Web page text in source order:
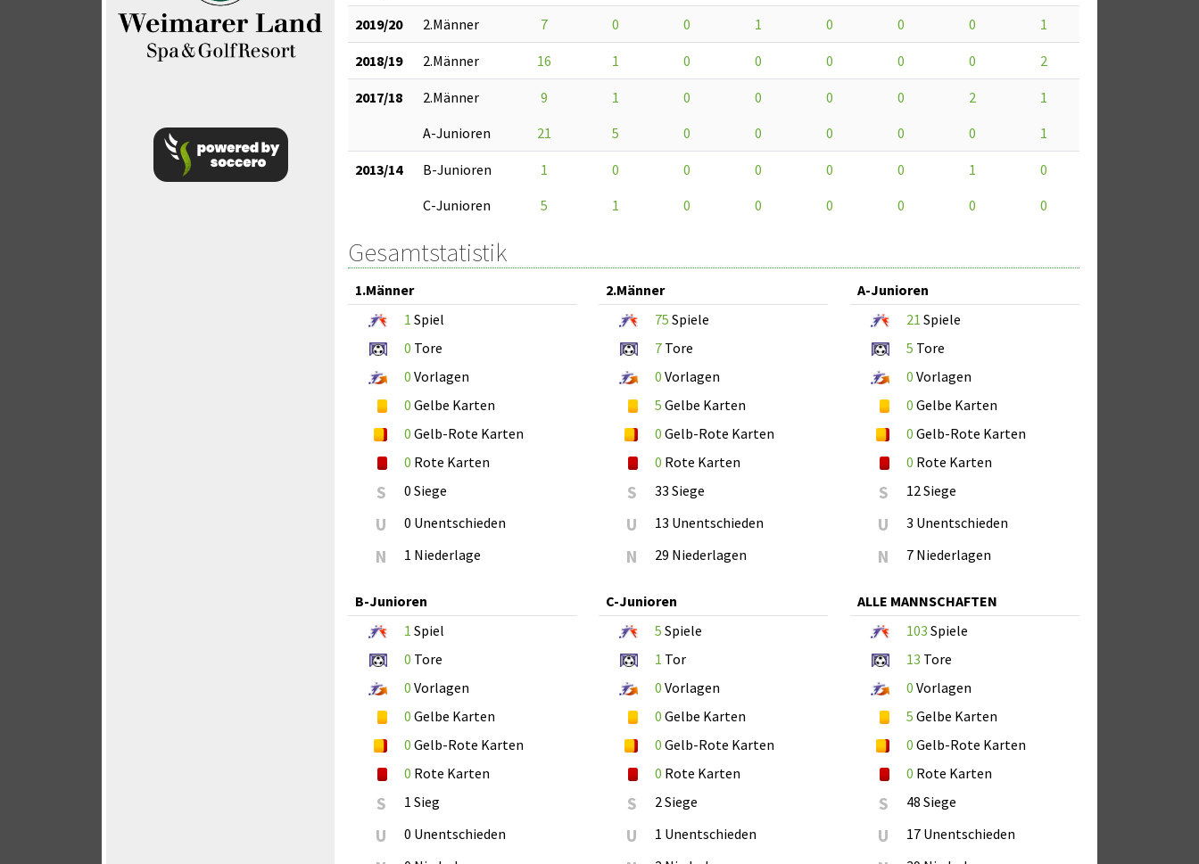
2019/20 2.Männer 7 0 0 1 0 0 0 1
2018/19 2.Männer 16 1 0 0 0 0 0 2
2017/18 2.Männer 9 1 0 0 0 0 2
1
A-Junioren
21 5 0 0 0 0 0 1
2013/14 B-Junioren 1 0 0 0 0 0 1
0
C-Junioren
5 1 0 0 0 0 0 0
Gesamtstatistik
1.Männer
1 Spiel
0 Tore
0 Vorlagen
0 Gelbe Karten
0 Gelb-Rote Karten
0 Rote Karten
S 0 Siege
U 0 Unentschieden
N 1 Niederlage
2.Männer
75 Spiele
7 Tore
0 Vorlagen
5 Gelbe Karten
0 Gelb-Rote Karten
0 Rote Karten
S 33 Siege
U 13 Unentschieden
N 29 Niederlagen
A-Junioren
21 Spiele
5 Tore
0 Vorlagen
0 Gelbe Karten
0 Gelb-Rote Karten
0 Rote Karten
S 12 Siege
U 3 Unentschieden
N 7 Niederlagen
B-Junioren
1 Spiel
0 Tore
0 Vorlagen
0 Gelbe Karten
0 Gelb-Rote Karten
0 Rote Karten
S 1 Sieg
U 0 Unentschieden
C-Junioren
5 Spiele
1 Tor
0 Vorlagen
0 Gelbe Karten
0 Gelb-Rote Karten
0 Rote Karten
S 2 Siege
U 1 Unentschieden
ALLE MANNSCHAFTEN
103 Spiele
13 Tore
0 Vorlagen
5 Gelbe Karten
0 Gelb-Rote Karten
0 Rote Karten
S 48 Siege
U 17 Unentschieden